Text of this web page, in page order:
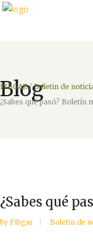
Blog
FIBGAR/Boletin de
¿Sabes qué pasó? Boletín
¿Sabes qué
by Fibgar Boletin de